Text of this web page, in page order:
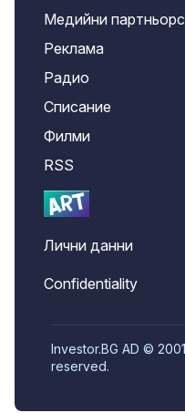
Медийни
Реклама
Радио
Списание
Филми
RSS
Лични данни
Confidentiality
Investor.BG AD ©
reserved.